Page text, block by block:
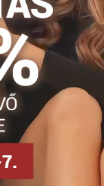
LinkedInWhatsApp
E-
mail